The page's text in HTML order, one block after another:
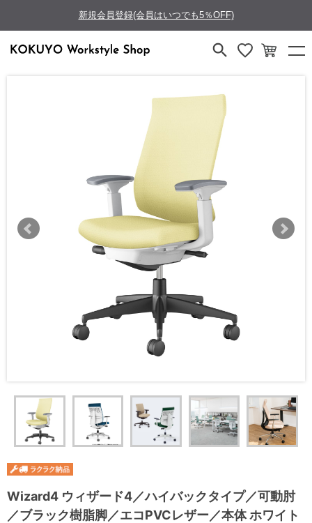
新規会員登録(会員はいつでも5％OFF)
Wizard4 ウィザード4／ハイバックタイプ／可動肘
／ブラック樹脂脚／エコPVCレザー／本体 ホワイト